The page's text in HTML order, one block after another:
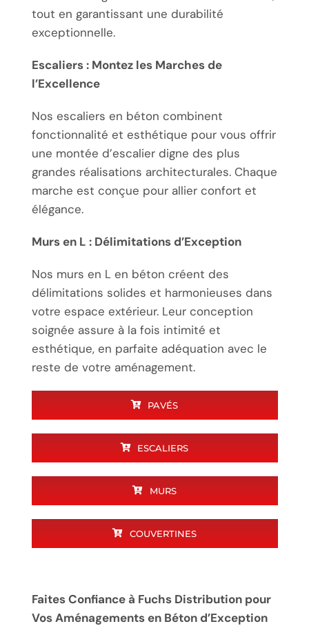
tout en garantissant une durabilité
exceptionnelle.
Escaliers : Montez les Marches de
l’Excellence
Nos escaliers en béton combinent
fonctionnalité et esthétique pour vous offrir
une montée d’escalier digne des plus
grandes réalisations architecturales. Chaque
marche est conçue pour allier confort et
élégance.
Murs en L : Délimitations d’Exception
Nos murs en L en béton créent des
délimitations solides et harmonieuses dans
votre espace extérieur. Leur conception
soignée assure à la fois intimité et
esthétique, en parfaite adéquation avec le
reste de votre aménagement.
PAVÉS
ESCALIERS
MURS
COUVERTINES
Faites Confiance à Fuchs Distribution pour
Vos Aménagements en Béton d’Exception